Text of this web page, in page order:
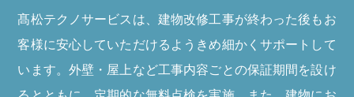
髙松テクノサービスは、建物改修工事が終わった後もお
客様に安心していただけるようきめ細かくサポートして
います。外壁・屋上など工事内容ごとの保証期間を設け